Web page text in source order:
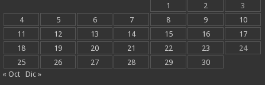
1
2
3
4
5 6 7 8 9
10
11
12 13 14 15 16
17
18
19 20 21 22 23
24
25
26 27 28 29
30
« Oct
Dic »